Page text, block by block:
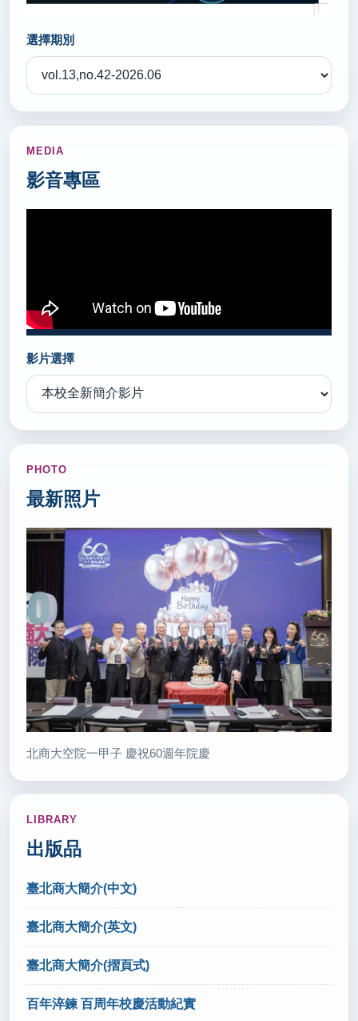
分科測驗落幕 自費醫學系估267級分(轉載自 中時新
聞網 115.7.15)
秘書室公關組
自 國立教育廣播電台 115.7.14)
秘書室公關組
自 中華日報 115.7.13)
秘書室公關組
2026/07/09
教育經費擬提高至24％！台教產力挺修法(轉載自 中
時新聞網 115.7.9)
基北區高中免試入學放榜 錄取率98.78%(轉載自 國立
秘書室公關組
2026/07/07
彈性育嬰假申請逾3萬筆 男性申辦連2月超越女性(轉
載自 聯合報 115.7.7)
秘書室公關組
2026/07/06
分發入學採計組合上看140種 分科測驗學生需精準選
考(轉載自 聯合報 115.7.6)
2026/07/03
輔具支持多元學習 教育部辦身障生教育輔具知能研討
秘書室公關組
2026/07/02
技藝在手掌握人生 竹縣4師生獲全國技藝教育績優(轉
載自 台灣好新聞 115.7.2)
秘書室公關組
選擇期別
MEDIA
影音專區
影片選擇
PHOTO
最新照片
北商大空院一甲子 慶祝60週年院慶
LIBRARY
出版品
臺北商大簡介(中文)
臺北商大簡介(英文)
臺北商大簡介(摺頁式)
百年淬鍊 百周年校慶活動紀實